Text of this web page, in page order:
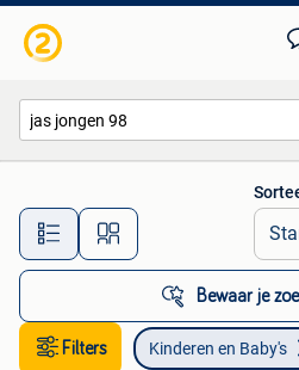
Alle afstanden…
Bewaar je
Filters Kinderen en Baby's